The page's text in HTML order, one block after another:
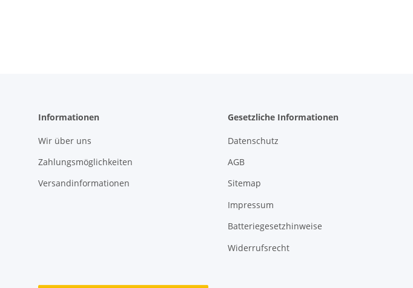
Informationen
Wir über uns
Zahlungsmöglichkeiten
Versandinformationen
Gesetzliche Informationen
Datenschutz
AGB
Sitemap
Impressum
Batteriegesetzhinweise
Widerrufsrecht